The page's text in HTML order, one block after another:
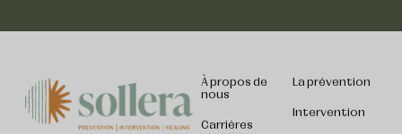
À propos de
nous
Carrières
La prévention
Intervention